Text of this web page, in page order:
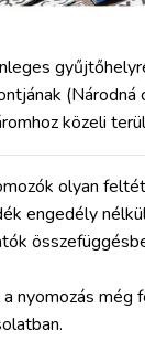
közeli
olyan
engedély
nyomozás még